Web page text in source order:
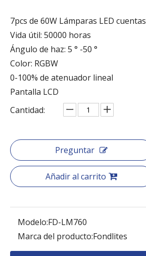
7pcs de 60W Lámparas LED cuentas
Vida útil: 50000 horas
Ángulo de haz: 5 ° -50 °
Color: RGBW
0-100% de atenuador lineal
Pantalla LCD
Cantidad:
Preguntar
Añadir al carrito
Modelo:FD-LM760
Marca del producto:Fondlites